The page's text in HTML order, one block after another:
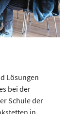
Lösungen
bei der
Schule der